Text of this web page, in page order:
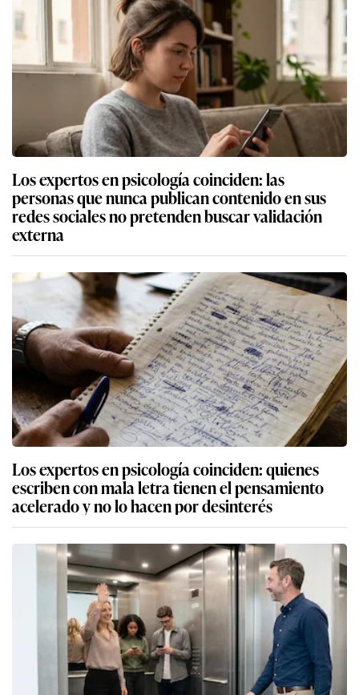
Los expertos en psicología coinciden: las
personas que nunca publican contenido en sus
redes sociales no pretenden buscar validación
externa
Los expertos en psicología coinciden: quienes
escriben con mala letra tienen el pensamiento
acelerado y no lo hacen por desinterés